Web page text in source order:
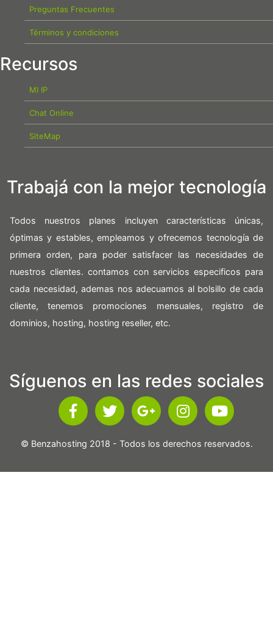
Preguntas Frecuentes
Términos y condiciones
Recursos
MI IP
Chat Online
SiteMap
Trabajá con la mejor tecnología
Todos nuestros planes incluyen características únicas,
óptimas y estables, empleamos y ofrecemos tecnología de
primera orden, para poder satisfacer las necesidades de
nuestros clientes. contamos con servicios especificos para
cada necesidad, ademas nos adecuamos al bolsillo de cada
cliente, tenemos promociones mensuales, registro de
dominios, hosting, hosting reseller, etc.
Síguenos en las redes sociales
© Benzahosting 2018 - Todos los derechos reservados.